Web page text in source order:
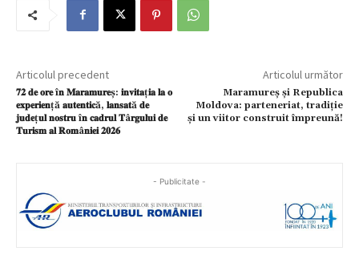
Articolul precedent
𝟕𝟐 𝐝𝐞 𝐨𝐫𝐞 î𝐧 𝐌𝐚𝐫𝐚𝐦𝐮𝐫𝐞ș: 𝐢𝐧𝐯𝐢𝐭𝐚ț𝐢𝐚 𝐥𝐚 𝐨
𝐞𝐱𝐩𝐞𝐫𝐢𝐞𝐧ță 𝐚𝐮𝐭𝐞𝐧𝐭𝐢𝐜ă, 𝐥𝐚𝐧𝐬𝐚𝐭ă 𝐝𝐞
𝐣𝐮𝐝𝐞ț𝐮𝐥 𝐧𝐨𝐬𝐭𝐫𝐮 î𝐧 𝐜𝐚𝐝𝐫𝐮𝐥 𝐓â𝐫𝐠𝐮𝐥𝐮𝐢 𝐝𝐞
𝐓𝐮𝐫𝐢𝐬𝐦 𝐚𝐥 𝐑𝐨𝐦â𝐧𝐢𝐞𝐢 𝟐𝟎𝟐𝟔
Articolul următor
Maramureș și Republica
Moldova: parteneriat, tradiție
și un viitor construit împreună!
- Publicitate -